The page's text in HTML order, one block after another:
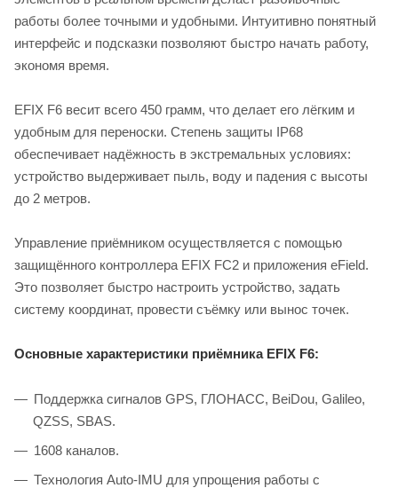
работы более точными и удобными. Интуитивно понятный
интерфейс и подсказки позволяют быстро начать работу,
экономя время.
EFIX F6 весит всего 450 грамм, что делает его лёгким и
удобным для переноски. Степень защиты IP68
обеспечивает надёжность в экстремальных условиях:
устройство выдерживает пыль, воду и падения с высоты
до 2 метров.
Управление приёмником осуществляется с помощью
защищённого контроллера EFIX FC2 и приложения eField.
Это позволяет быстро настроить устройство, задать
систему координат, провести съёмку или вынос точек.
Основные характеристики приёмника EFIX F6:
Поддержка сигналов GPS, ГЛОНАСС, BeiDou, Galileo,
QZSS, SBAS.
1608 каналов.
Технология Auto-IMU для упрощения работы с